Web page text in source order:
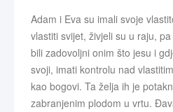
Adam i Eva su imali svoje
vlastiti svijet, živjeli su u raju,
bili zadovoljni onim što jesu i
svoji, imati kontrolu nad
kao bogovi. Ta želja ih je
zabranjenim plodom u vrtu.